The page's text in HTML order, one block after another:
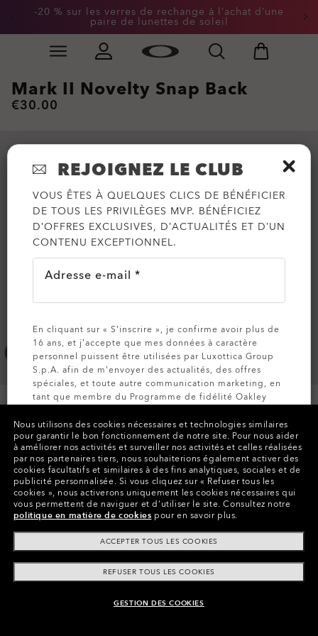
Skip to
-20 % sur les verres de rechange à l’achat d’une
paire de lunettes de soleil
Slide 2 of 2. -20 % sur les verres de rechange à
NON DISPONIBLE EN LIGNE, VOIR DES
Mark II Novelty Snap Back
€30.00
Payer par tranche
CARACTÉRISTIQUES
HYDROLIX™
Restez au frais, au sec et à l'aise grâce à l'absorption
et l'évacuation de l'humidité et au temps de séchage
accéléré. Le système exclusif de maîtrise de
long de votre performance.
Nous utilisons des cookies nécessaires et technologies similaires
pour garantir le bon fonctionnement de notre site. Pour nous aider
à améliorer nos activités et surveiller nos activités et celles réalisées
par nos partenaires tiers, nous souhaiterions également activer des
cookies facultatifs et similaires à des fins analytiques, sociales et de
publicité personnalisée. Si vous cliquez sur « Refuser tous les
cookies », nous activerons uniquement les cookies nécessaires qui
vous permettent de naviguer et d'utiliser le site. Consultez notre
politique en matière de cookies pour en savoir plus.
ACCEPTER TOUS LES COOKIES
REFUSER TOUS LES COOKIES
GESTION DES COOKIES
REJOIGNEZ LE CLUB
VOUS ÊTES À QUELQUES CLICS DE BÉNÉFICIER
DE TOUS LES PRIVILÈGES MVP. BÉNÉFICIEZ
D’OFFRES EXCLUSIVES, D’ACTUALITÉS ET D’UN
CONTENU EXCEPTIONNEL.
Adresse e-mail *
En cliquant sur « S’inscrire », je confirme avoir plus de
16 ans, et j’accepte que mes données à caractère
personnel puissent être utilisées par Luxottica Group
S.p.A. afin de m’envoyer des actualités, des offres
spéciales, et toute autre communication marketing, en
tant que membre du Programme de fidélité Oakley
de Confidentialitépour plus d’informations).
INSCRIVEZ-VOUS